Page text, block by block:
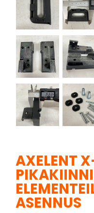
AXELENT
ASENNUS